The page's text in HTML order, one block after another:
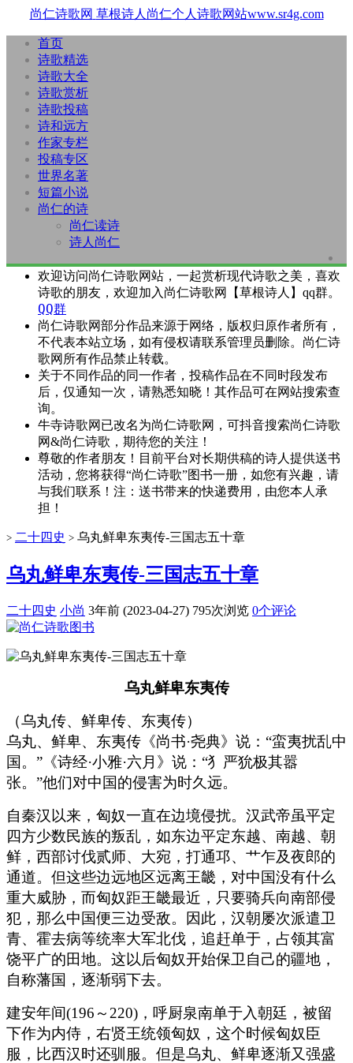
尚仁诗歌网 草根诗人尚仁个人诗歌网站www.sr4g.com
首页
诗歌精选
诗歌大全
诗歌赏析
诗歌投稿
诗和远方
作家专栏
投稿专区
世界名著
短篇小说
尚仁的诗
尚仁读诗
诗人尚仁
欢迎访问尚仁诗歌网站，一起赏析现代诗歌之美，喜欢
诗歌的朋友，欢迎加入尚仁诗歌网【草根诗人】qq群。
QQ群
尚仁诗歌网部分作品来源于网络，版权归原作者所有，
不代表本站立场，如有侵权请联系管理员删除。尚仁诗
歌网所有作品禁止转载。
关于不同作品的同一作者，投稿作品在不同时段发布
后，仅通知一次，请熟悉知晓！其作品可在网站搜索查
询。
牛寺诗歌网已改名为尚仁诗歌网，可抖音搜索尚仁诗歌
网&尚仁诗歌，期待您的关注！
尊敬的作者朋友！目前平台对长期供稿的诗人提供送书
活动，您将获得“尚仁诗歌”图书一册，如您有兴趣，请
与我们联系！注：送书带来的快递费用，由您本人承
担！
> 二十四史 > 乌丸鲜卑东夷传-三国志五十章
乌丸鲜卑东夷传-三国志五十章
二十四史 小尚 3年前 (2023-04-27) 795次浏览 0个评论
乌丸鲜卑东夷传
（乌丸传、鲜卑传、东夷传）
乌丸、鲜卑、东夷传《尚书·尧典》说：“蛮夷扰乱中
国。”《诗经·小雅·六月》说：“犭严狁极其嚣
张。”他们对中国的侵害为时久远。
自秦汉以来，匈奴一直在边境侵扰。汉武帝虽平定
四方少数民族的叛乱，如东边平定东越、南越、朝
鲜，西部讨伐贰师、大宛，打通邛、艹乍及夜郎的
通道。但这些边远地区远离王畿，对中国没有什么
重大威胁，而匈奴距王畿最近，只要骑兵向南部侵
犯，那么中国便三边受敌。因此，汉朝屡次派遣卫
青、霍去病等统率大军北伐，追赶单于，占领其富
饶平广的田地。这以后匈奴开始保卫自己的疆地，
自称藩国，逐渐弱下去。
建安年间(196～220)，呼厨泉南单于入朝廷，被留
下作为内侍，右贤王统领匈奴，这个时候匈奴臣
服，比西汉时还驯服。但是乌丸、鲜卑逐渐又强盛